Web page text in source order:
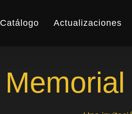
Catálogo Actualizaciones